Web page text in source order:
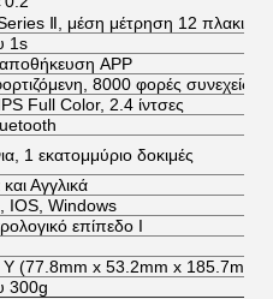
Ⅱ, μέση μέτρηση 12
1s
APP
8000 φορές συνεχείς
Full Color, 2.4 ίντσες
1 εκατομμύριο δοκιμές
και Αγγλικά
IOS, Windows
επίπεδο I
(77.8mm x 53.2mm x 185.7mm)
300g